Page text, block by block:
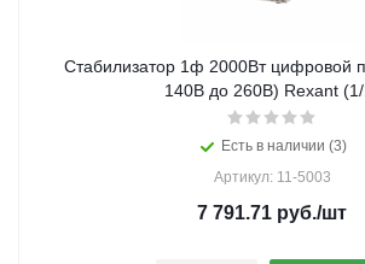
Стабилизатор 1ф 2000Вт цифровой
140В до 260В) Rexant
Есть в наличии (3)
Артикул: 11-5003
7 791.71 руб./шт